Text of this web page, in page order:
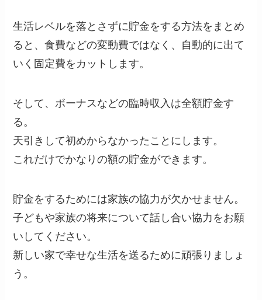
生活レベルを落とさずに貯金をする方法をまとめ
ると、食費などの変動費ではなく、自動的に出て
いく固定費をカットします。
そして、ボーナスなどの臨時収入は全額貯金す
る。
天引きして初めからなかったことにします。
これだけでかなりの額の貯金ができます。
貯金をするためには家族の協力が欠かせません。
子どもや家族の将来について話し合い協力をお願
いしてください。
新しい家で幸せな生活を送るために頑張りましょ
う。